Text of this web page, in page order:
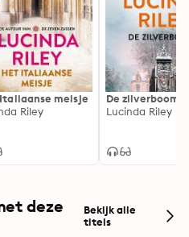
meisje
Riley
De zilverboom
Lucinda Riley
deze
Bekijk alle
titels